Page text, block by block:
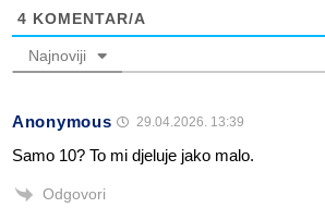
4 KOMENTAR/A
Najnoviji
Anonymous 29.04.2026. 13:39
Samo 10? To mi djeluje jako malo.
Odgovori